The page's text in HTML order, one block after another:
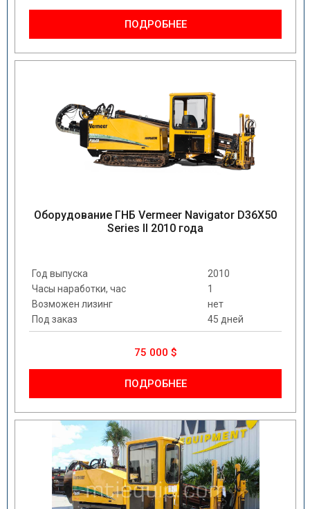
ПОДРОБНЕЕ
Оборудование ГНБ Vermeer Navigator D36X50
Series II 2010 года
Год выпуска
2010
Часы наработки, час
1
Возможен лизинг
нет
Под заказ
45 дней
75 000 $
ПОДРОБНЕЕ